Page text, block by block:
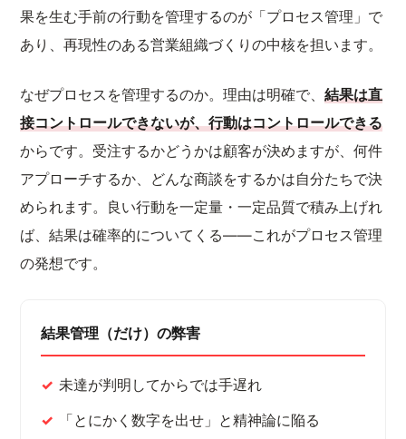
果を生む手前の行動を管理するのが「プロセス管理」で
あり、再現性のある営業組織づくりの中核を担います。
なぜプロセスを管理するのか。理由は明確で、結果は直
接コントロールできないが、行動はコントロールできる
からです。受注するかどうかは顧客が決めますが、何件
アプローチするか、どんな商談をするかは自分たちで決
められます。良い行動を一定量・一定品質で積み上げれ
ば、結果は確率的についてくる——これがプロセス管理
の発想です。
結果管理（だけ）の弊害
未達が判明してからでは手遅れ
「とにかく数字を出せ」と精神論に陥る